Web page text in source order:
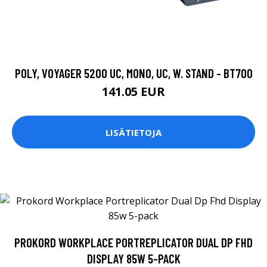
POLY, VOYAGER 5200 UC, MONO, UC, W. STAND - BT700
141.05 EUR
LISÄTIETOJA
PROKORD WORKPLACE PORTREPLICATOR DUAL DP FHD
DISPLAY 85W 5-PACK